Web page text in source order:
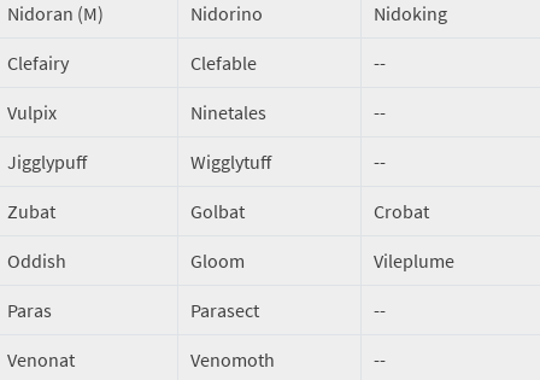
Nidoran (M) Nidorino Nidoking
Clefairy Clefable --
Vulpix Ninetales --
Jigglypuff Wigglytuff --
Zubat Golbat Crobat
Oddish Gloom Vileplume
Paras Parasect --
Venonat Venomoth --